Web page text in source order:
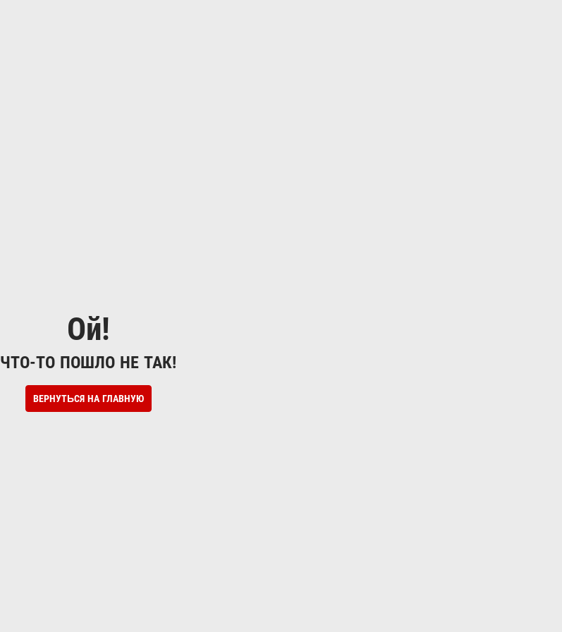
Ой!
ЧТО-ТО ПОШЛО НЕ ТАК!
ВЕРНУТЬСЯ НА ГЛАВНУЮ